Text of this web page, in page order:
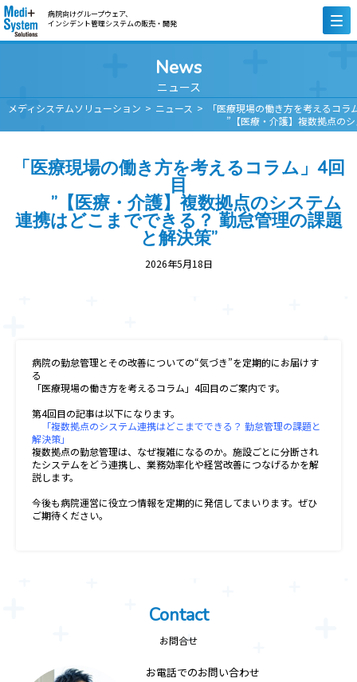
病院向けグループウェア、
インシデント管理システムの販売・開発
News
ニュース
メディシステムソリューション ニュース
「医療現場の働き方を考えるコラ
”【医療・介護】複数拠点のシ
「医療現場の働き方を考えるコラム」4回
目
”【医療・介護】複数拠点のシステム
連携はどこまでできる？ 勤怠管理の課題
と解決策”
2026年5月18日
病院の勤怠管理とその改善についての“気づき”を定期的にお届けす
る
「医療現場の働き方を考えるコラム」4回目のご案内です。
第4回目の記事は以下になります。
「複数拠点のシステム連携はどこまでできる？ 勤怠管理の課題と
解決策」
複数拠点の勤怠管理は、なぜ複雑になるのか。施設ごとに分断され
たシステムをどう連携し、業務効率化や経営改善につなげるかを解
説します。
今後も病院運営に役立つ情報を定期的に発信してまいります。ぜひ
ご期待ください。
Contact
お問合せ
お電話でのお問い合わせ